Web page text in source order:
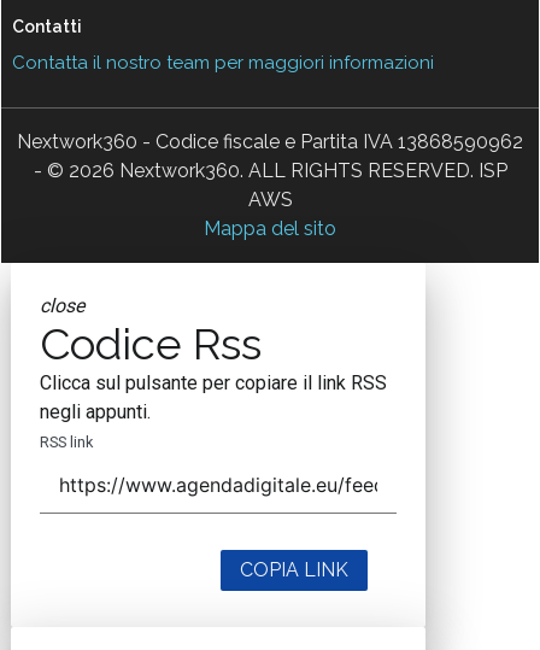
Contatti
Contatta il nostro team per maggiori informazioni
Nextwork360 - Codice fiscale e Partita IVA 13868590962
- © 2026 Nextwork360. ALL RIGHTS RESERVED. ISP
AWS
Mappa del sito
close
Codice Rss
Clicca sul pulsante per copiare il link RSS
negli appunti.
RSS link
COPIA LINK